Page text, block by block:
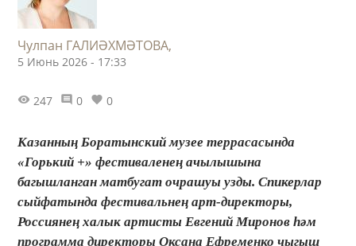
Чулпан ГАЛИӘХМӘТОВА,
5 Июнь 2026 - 17:33
247 0 0
Казанның Боратынский музее террасасында
«Горький +» фестиваленең ачылышына
багышланган матбугат очрашуы узды. Спикерлар
сыйфатында фестивальнең арт-директоры,
Россиянең халык артисты Евгений Миронов һәм
программа директоры Оксана Ефременко чыгыш